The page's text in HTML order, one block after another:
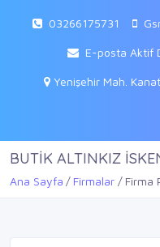
03266175731
E-posta Aktif
Yenişehir Mah.
BUTİK ALTINKIZ
Ana Sayfa Firmalar Firma